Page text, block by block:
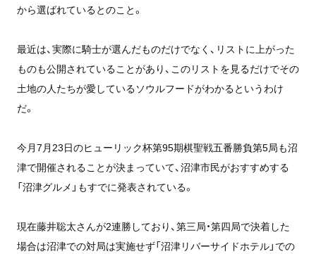
から選ばれているとのこと。
最近は、実際に騎士が選んだものだけでなく、リストに上がった
ものも公開されていることがあり、このリストを見るだけでその
土地の人たちが愛しているソウルフードがわかるというわけ
だ。
今月7月23日のヒューリック杯第95期棋聖戦五番勝負第5局も沼
津で開催されることが決まっていて、沼津市民がおすすめする
「沼津グルメ」もすでに発表されている。
現在藤井聡太さんが2連勝しており、第三局・第四局で決着した
場合は沼津での対局は実施せず「沼津リバーサイドホテル」での